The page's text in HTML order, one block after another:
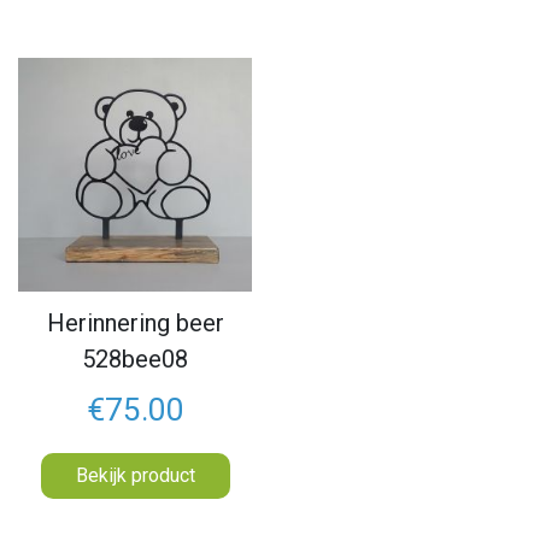
Herinnering beer
528bee08
€75.00
Bekijk product